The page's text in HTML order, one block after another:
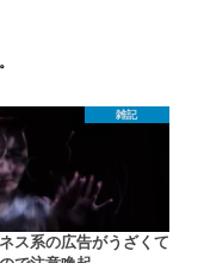
雑記
ス系の広告がうざくて